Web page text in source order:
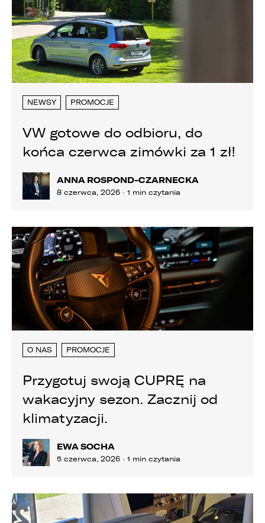
NEWSY PROMOCJE
VW gotowe do odbioru, do
końca czerwca zimówki za 1 zł!
ANNA ROSPOND-CZARNECKA
8 czerwca, 2026 · 1 min czytania
O NAS PROMOCJE
Przygotuj swoją CUPRĘ na
wakacyjny sezon. Zacznij od
klimatyzacji.
EWA SOCHA
5 czerwca, 2026 · 1 min czytania